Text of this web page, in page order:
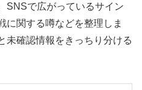
SNSで広がっているサイン
に関する噂などを整理しま
未確認情報をきっちり分ける